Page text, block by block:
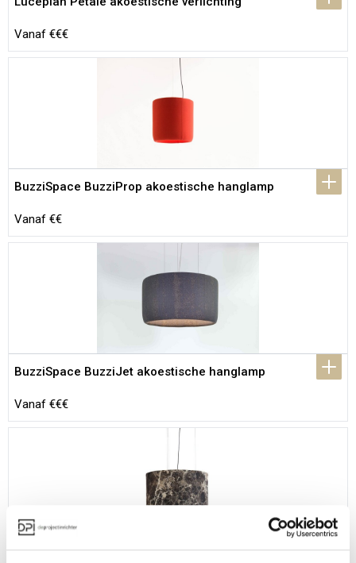
Vanaf €€€
BuzziSpace BuzziProp akoestische hanglamp
Vanaf €€
BuzziSpace BuzziJet akoestische hanglamp
Vanaf €€€